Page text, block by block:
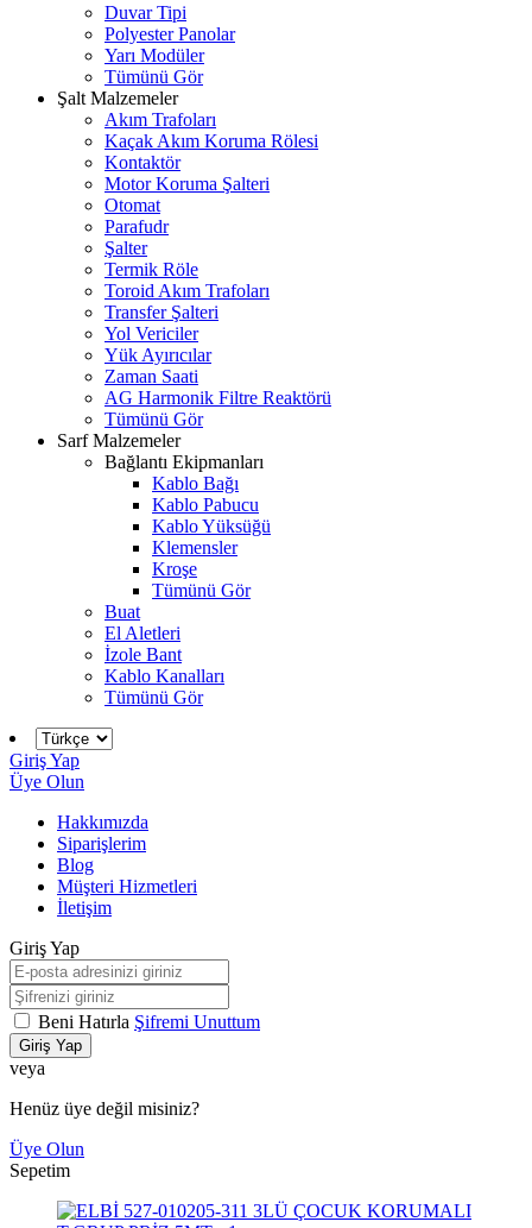
Duvar Tipi
Polyester Panolar
Yarı Modüler
Tümünü Gör
Şalt Malzemeler
Akım Trafoları
Kaçak Akım Koruma Rölesi
Kontaktör
Motor Koruma Şalteri
Otomat
Parafudr
Şalter
Termik Röle
Toroid Akım Trafoları
Transfer Şalteri
Yol Vericiler
Yük Ayırıcılar
Zaman Saati
AG Harmonik Filtre Reaktörü
Tümünü Gör
Sarf Malzemeler
Bağlantı Ekipmanları
Kablo Bağı
Kablo Pabucu
Kablo Yüksüğü
Klemensler
Kroşe
Tümünü Gör
Buat
El Aletleri
İzole Bant
Kablo Kanalları
Tümünü Gör
Giriş Yap
Üye Olun
Hakkımızda
Siparişlerim
Blog
Müşteri Hizmetleri
İletişim
Giriş Yap
Beni Hatırla Şifremi Unuttum
Giriş Yap
veya
Henüz üye değil misiniz?
Üye Olun
Sepetim